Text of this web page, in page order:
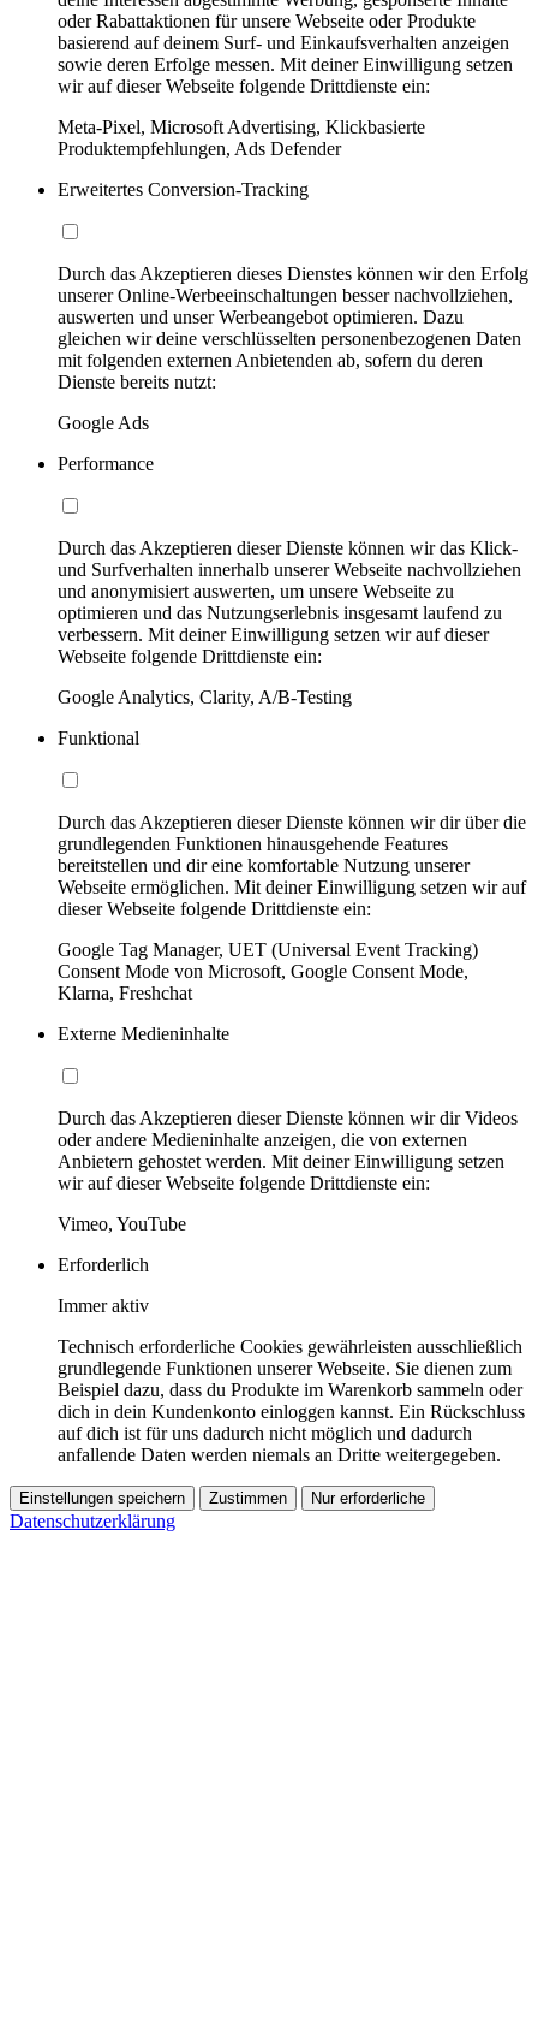
oder Rabattaktionen für unsere Webseite oder Produkte
basierend auf deinem Surf- und Einkaufsverhalten anzeigen
sowie deren Erfolge messen. Mit deiner Einwilligung setzen
wir auf dieser Webseite folgende Drittdienste ein:
Meta-Pixel, Microsoft Advertising, Klickbasierte
Produktempfehlungen, Ads Defender
Erweitertes Conversion-Tracking
Durch das Akzeptieren dieses Dienstes können wir den Erfolg
unserer Online-Werbeeinschaltungen besser nachvollziehen,
auswerten und unser Werbeangebot optimieren. Dazu
gleichen wir deine verschlüsselten personenbezogenen Daten
mit folgenden externen Anbietenden ab, sofern du deren
Dienste bereits nutzt:
Google Ads
Performance
Durch das Akzeptieren dieser Dienste können wir das Klick-
und Surfverhalten innerhalb unserer Webseite nachvollziehen
und anonymisiert auswerten, um unsere Webseite zu
optimieren und das Nutzungserlebnis insgesamt laufend zu
verbessern. Mit deiner Einwilligung setzen wir auf dieser
Webseite folgende Drittdienste ein:
Google Analytics, Clarity, A/B-Testing
Funktional
Durch das Akzeptieren dieser Dienste können wir dir über die
grundlegenden Funktionen hinausgehende Features
bereitstellen und dir eine komfortable Nutzung unserer
Webseite ermöglichen. Mit deiner Einwilligung setzen wir auf
dieser Webseite folgende Drittdienste ein:
Google Tag Manager, UET (Universal Event Tracking)
Consent Mode von Microsoft, Google Consent Mode,
Klarna, Freshchat
Externe Medieninhalte
Durch das Akzeptieren dieser Dienste können wir dir Videos
oder andere Medieninhalte anzeigen, die von externen
Anbietern gehostet werden. Mit deiner Einwilligung setzen
wir auf dieser Webseite folgende Drittdienste ein:
Vimeo, YouTube
Erforderlich
Immer aktiv
Technisch erforderliche Cookies gewährleisten ausschließlich
grundlegende Funktionen unserer Webseite. Sie dienen zum
Beispiel dazu, dass du Produkte im Warenkorb sammeln oder
dich in dein Kundenkonto einloggen kannst. Ein Rückschluss
auf dich ist für uns dadurch nicht möglich und dadurch
anfallende Daten werden niemals an Dritte weitergegeben.
Einstellungen speichern Zustimmen Nur erforderliche
Datenschutzerklärung